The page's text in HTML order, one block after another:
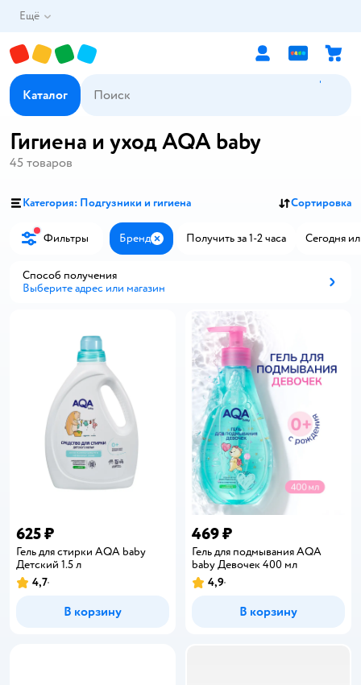
Ещё
Каталог
Гигиена и уход AQA baby
45 товаров
Категория: Подгузники и гигиена Сортировка
Фильтры Бренд ЗакрытьПолучить за 1-2 часа Сегодня
Способ получения
Выберите адрес или магазин
625 ₽
Гель для стирки AQA baby
Детский 1.5 л
Рейтинг:
4,7
В корзину
469 ₽
Гель для подмывания AQA
baby Девочек 400 мл
Рейтинг:
4,9
В корзину